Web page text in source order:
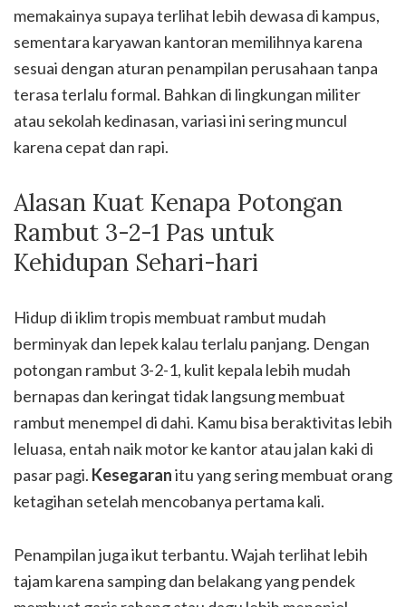
memakainya supaya terlihat lebih dewasa di kampus,
sementara karyawan kantoran memilihnya karena
sesuai dengan aturan penampilan perusahaan tanpa
terasa terlalu formal. Bahkan di lingkungan militer
atau sekolah kedinasan, variasi ini sering muncul
karena cepat dan rapi.
Alasan Kuat Kenapa Potongan
Rambut 3-2-1 Pas untuk
Kehidupan Sehari-hari
Hidup di iklim tropis membuat rambut mudah
berminyak dan lepek kalau terlalu panjang. Dengan
potongan rambut 3-2-1, kulit kepala lebih mudah
bernapas dan keringat tidak langsung membuat
rambut menempel di dahi. Kamu bisa beraktivitas lebih
leluasa, entah naik motor ke kantor atau jalan kaki di
pasar pagi. Kesegaranitu yang sering membuat orang
ketagihan setelah mencobanya pertama kali.
Penampilan juga ikut terbantu. Wajah terlihat lebih
tajam karena samping dan belakang yang pendek